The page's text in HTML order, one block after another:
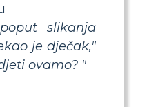
slikanja
je dječak,"
ovamo? "